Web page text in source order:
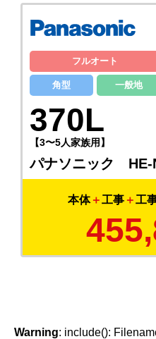
フルオート
角型 一般地
370L
【3〜5人家族用】
パナソニック HE-
本体＋工事 ＋工
Warning: include():